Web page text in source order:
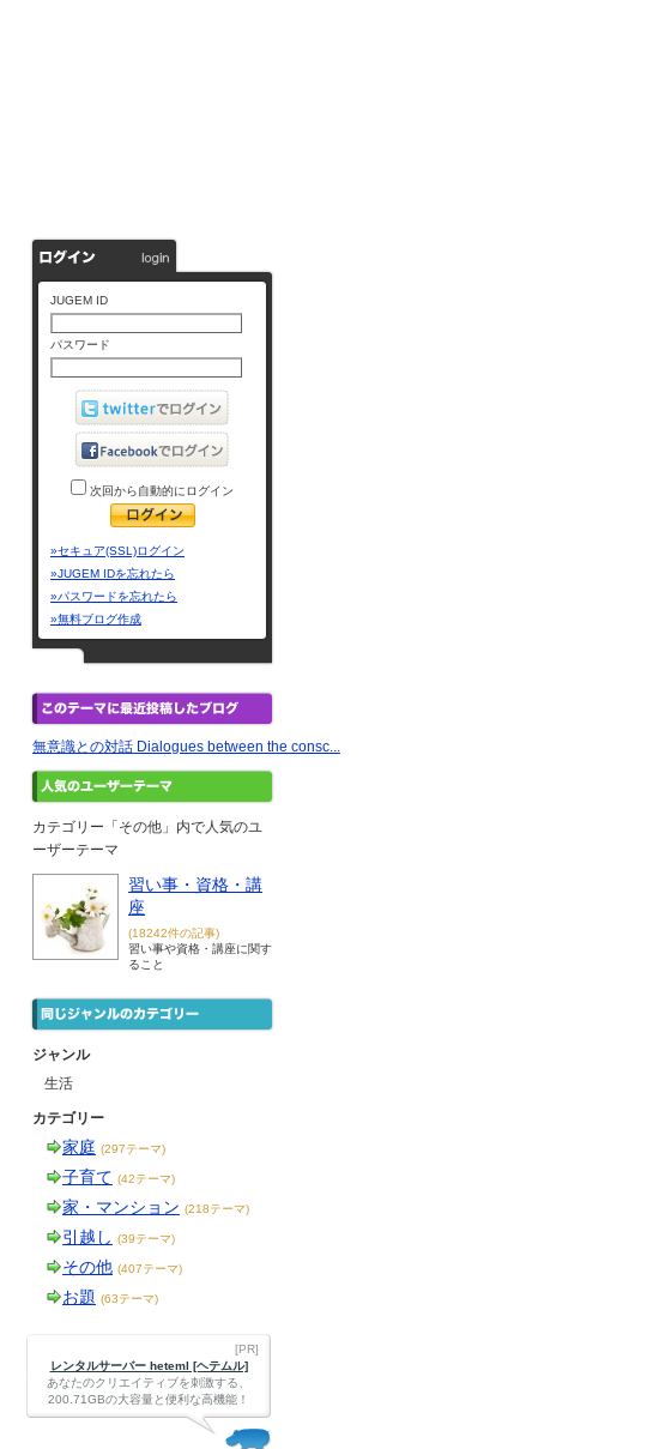
JUGEM ID
パスワード
次回から自動的にログイン
»セキュア(SSL)ログイン
»JUGEM IDを忘れたら
»パスワードを忘れたら
»無料ブログ作成
無意識との対話 Dialogues between the consc...
カテゴリー「その他」内で人気のユ
ーザーテーマ
習い事・資格・講
座
(18242件の記事)
習い事や資格・講座に関す
ること
ジャンル
生活
カテゴリー
家庭 (297テーマ)
子育て (42テーマ)
家・マンション (218テーマ)
引越し (39テーマ)
その他 (407テーマ)
お題 (63テーマ)
[PR]
レンタルサーバー heteml [ヘテムル]
あなたのクリエイティブを刺激する、
200.71GBの大容量と便利な高機能！